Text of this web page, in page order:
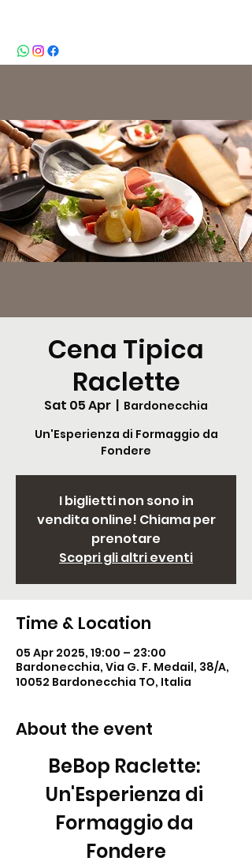
Cena Tipica
Raclette
Sat 05 Apr
  |
Bardonecchia
Un'Esperienza di Formaggio da
Fondere
I biglietti non sono in
vendita online! Chiama per
prenotare
Scopri gli altri eventi
Time & Location
05 Apr 2025, 19:00 – 23:00
Bardonecchia, Via G. F. Medail, 38/A,
10052 Bardonecchia TO, Italia
About the event
BeBop Raclette:
Un'Esperienza di
Formaggio da
Fondere